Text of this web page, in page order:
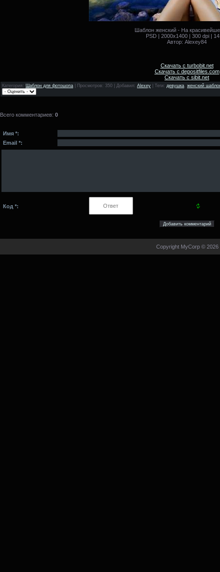
Шаблон женский - На
PSD | 2000x1400 | 300 dpi |
Автор: Alexey84
Скачать с turbobit.net
Скачать с depositfiles.com
Скачать с sibit.net
Категория : Шаблон для фотошопа Просмотров: 350 | Добавил: Alexey Теги: девушка женский
Всего комментариев: 0
Имя *:
Email *:
Код *:
Copyright MyCorp © 2026